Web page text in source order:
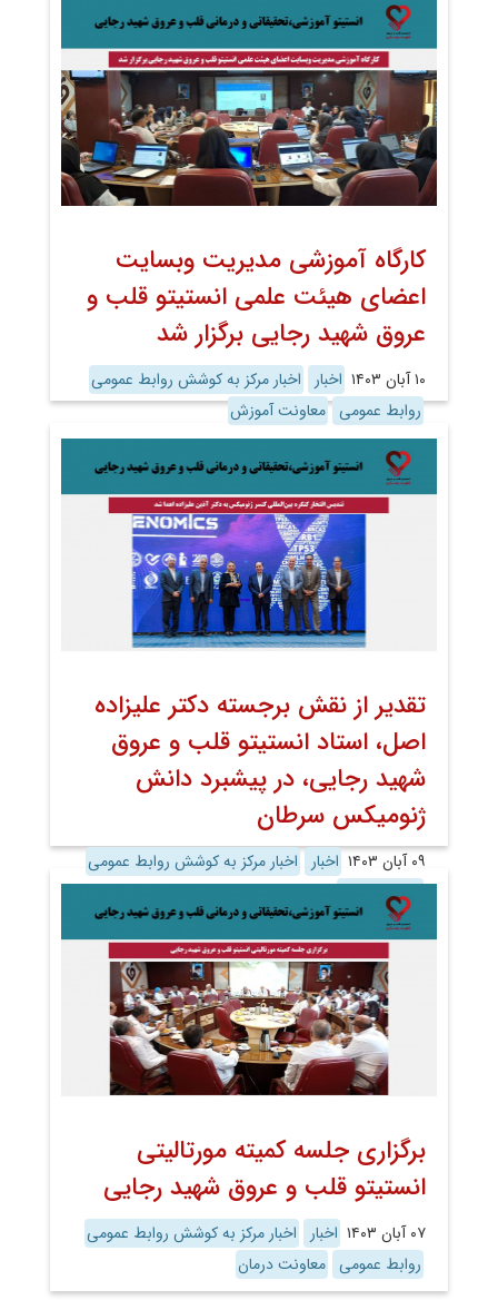
کارگاه آموزشی مدیریت وبسایت
اعضای هیئت علمی انستیتو قلب و
عروق شهید رجایی برگزار شد
۱۰ آبان ۱۴۰۳ اخبار
اخبار مرکز به کوشش روابط عمومی
روابط عمومی معاونت آموزش
تقدیر از نقش برجسته دکتر علیزاده
اصل، استاد انستیتو قلب و عروق
شهید رجایی، در پیشبرد دانش
ژنومیکس سرطان
۰۹ آبان ۱۴۰۳ اخبار
اخبار مرکز به کوشش روابط عمومی
روابط عمومی
برگزاری جلسه کمیته مورتالیتی
انستیتو قلب و عروق شهید رجایی
۰۷ آبان ۱۴۰۳ اخبار
اخبار مرکز به کوشش روابط عمومی
روابط عمومی معاونت درمان